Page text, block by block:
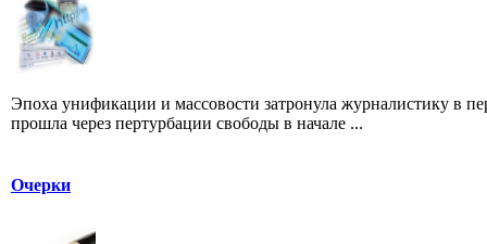
Эпоха унификации и массовости затронула журналистику в
прошла через пертурбации свободы в начале ...
Очерки